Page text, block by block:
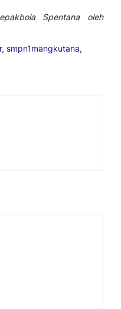
Spentana oleh
, smpn1mangkutana,